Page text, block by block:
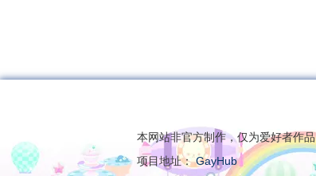
本网站非官方制作，仅为爱好者作品
项目地址：GayHub